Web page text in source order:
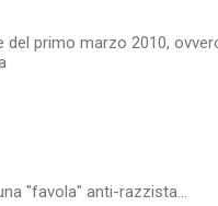
primo marzo 2010,
"favola" anti-razzista...